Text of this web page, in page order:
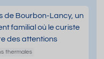
de Bourbon-Lancy, un
familial où le curiste
des attentions
thermales